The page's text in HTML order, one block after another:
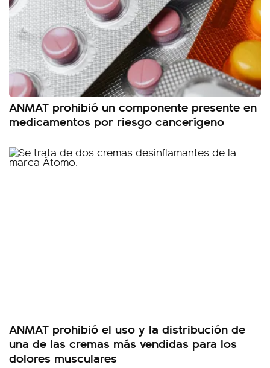
ANMAT prohibió un componente presente en
medicamentos por riesgo cancerígeno
ANMAT prohibió el uso y la distribución de
una de las cremas más vendidas para los
dolores musculares